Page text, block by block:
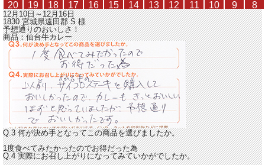
12月10日～12月16日
1830 宮城県遠田郡S様
予想通りのおいしさ！
商品：仙台牛カレー
Q.3 何が決め手となってこの商品を選びましたか。
1度食べてみたかったのでお得だった為
Q.4 実際にお召し上がりになってみていかがでしたか。